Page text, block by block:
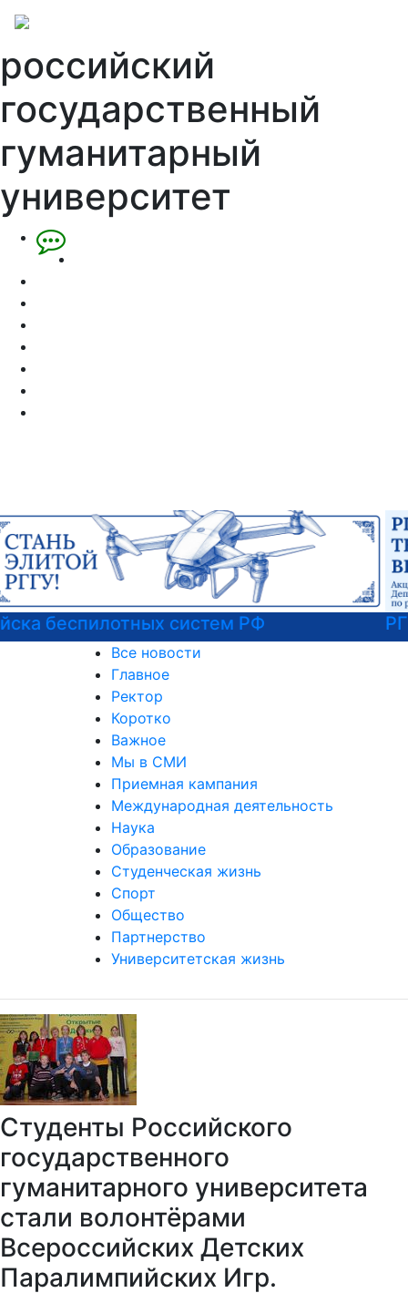
российский
государственный
гуманитарный
университет
РГГУ — территория вежливости
Все новости
Главное
Ректор
Коротко
Важное
Мы в СМИ
Приемная кампания
Международная деятельность
Наука
Образование
Студенческая жизнь
Спорт
Общество
Партнерство
Университетская жизнь
Студенты Российского
государственного
гуманитарного университета
стали волонтёрами
Всероссийских Детских
Паралимпийских Игр.